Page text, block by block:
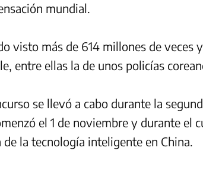
mundial.
visto más de 614 millones de veces
entre ellas la de unos policías
se llevó a cabo durante la
el 1 de noviembre y durante el
la tecnología inteligente en China.